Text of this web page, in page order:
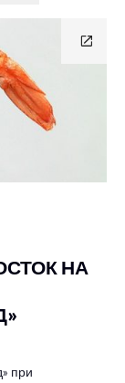
НА
при